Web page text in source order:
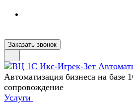
Заказать звонок
Автоматизация бизнеса на базе
сопровождение
Услуги